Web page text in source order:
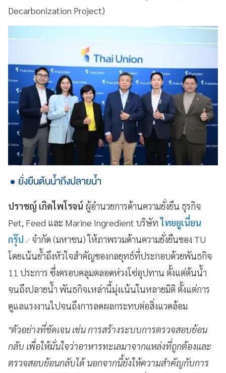
Decarbonization Project)
ยั่งยืนต้นน้ำถึงปลายน้ำ
ปราชญ์ เกิดไพโรจน์ ผู้อำนวยการด้านความยั่งยืน ธุรกิจ
Pet, Feed และ Marine Ingredient บริษัทไทยยูเนี่ยน
กรุ๊ป จำกัด (มหาชน) ให้ภาพรวมด้านความยั่งยืนของ TU
โดยเน้นย้ำถึงหัวใจสำคัญของกลยุทธ์ที่ประกอบด้วยพันธกิจ
11 ประการ ซึ่งครอบคลุมตลอดห่วงโซ่อุปทาน ตั้งแต่ต้นน้ำ
จนถึงปลายน้ำ พันธกิจเหล่านี้มุ่งเน้นในหลายมิติ ตั้งแต่การ
ดูแลแรงงานไปจนถึงการลดผลกระทบต่อสิ่งแวดล้อม
"ตัวอย่างที่ชัดเจน เช่น การสร้างระบบการตรวจสอบย้อน
กลับ เพื่อให้มั่นใจว่าอาหารทะเลมาจากแหล่งที่ถูกต้องและ
ตรวจสอบย้อนกลับได้ นอกจากนี้ยังให้ความสำคัญกับการ